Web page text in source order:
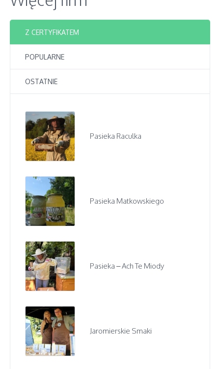
Z CERTYFIKATEM
POPULARNE
OSTATNIE
Pasieka Raculka
Pasieka Matkowskiego
Pasieka – Ach Te Miody
Jaromierskie Smaki